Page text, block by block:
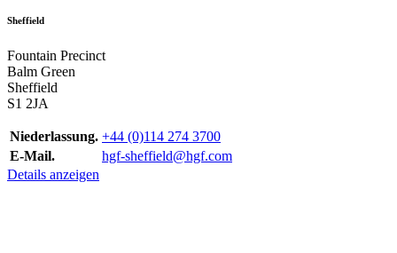
Sheffield
Fountain Precinct
Balm Green
Sheffield
S1 2JA
Niederlassung. +44 (0)114 274 3700
E-Mail.
hgf-sheffield@hgf.com
Details anzeigen